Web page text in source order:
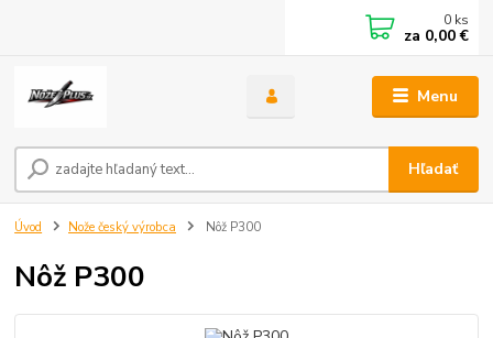
Menu
Hľadať
0 ks
za 0,00 €
Úvod Nože český výrobca Nôž P300
Nôž P300